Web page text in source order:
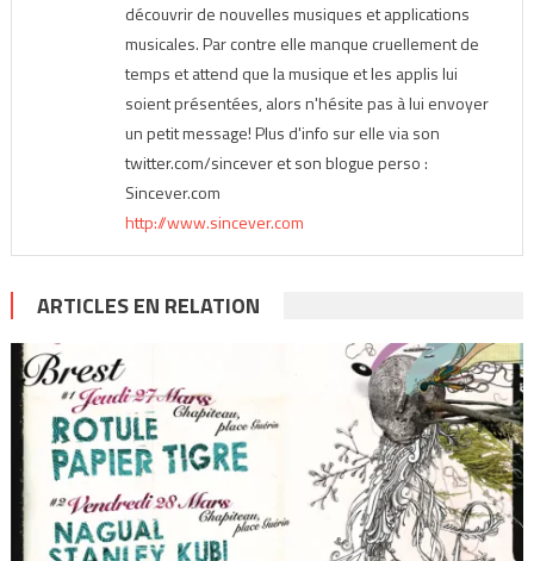
découvrir de nouvelles musiques et applications
musicales. Par contre elle manque cruellement de
temps et attend que la musique et les applis lui
soient présentées, alors n'hésite pas à lui envoyer
un petit message! Plus d'info sur elle via son
twitter.com/sincever et son blogue perso :
Sincever.com
http://www.sincever.com
ARTICLES EN RELATION